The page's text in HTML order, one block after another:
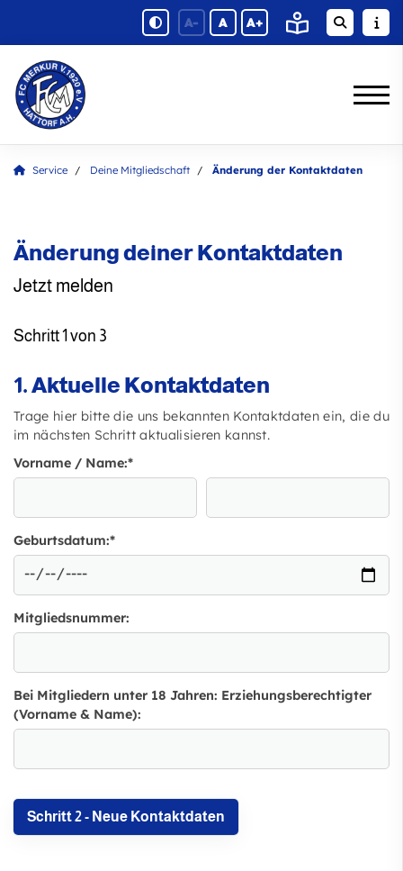
A- A A+
Service Deine Mitgliedschaft Änderung der Kontaktdaten
Änderung deiner Kontaktdaten
Jetzt melden
Schritt 1 von 3
1. Aktuelle Kontaktdaten
Trage hier bitte die uns bekannten Kontaktdaten ein, die du
im nächsten Schritt aktualisieren kannst.
Vorname / Name:*
Geburtsdatum:*
Mitgliedsnummer:
Bei Mitgliedern unter 18 Jahren: Erziehungsberechtigter
(Vorname & Name):